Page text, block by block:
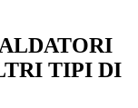
TIPI DI